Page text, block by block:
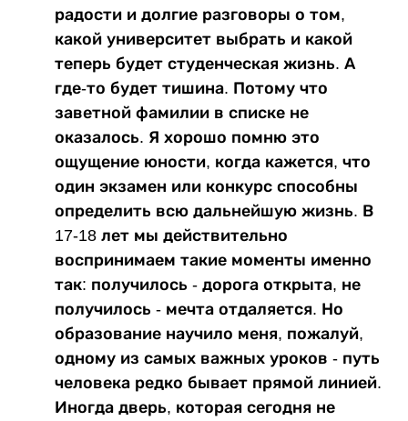
радости и долгие разговоры о том,
какой университет выбрать и какой
теперь будет студенческая жизнь. А
где-то будет тишина. Потому что
заветной фамилии в списке не
оказалось. Я хорошо помню это
ощущение юности, когда кажется, что
один экзамен или конкурс способны
определить всю дальнейшую жизнь. В
17-18 лет мы действительно
воспринимаем такие моменты именно
так: получилось - дорога открыта, не
получилось - мечта отдаляется. Но
образование научило меня, пожалуй,
одному из самых важных уроков - путь
человека редко бывает прямой линией.
Иногда дверь, которая сегодня не